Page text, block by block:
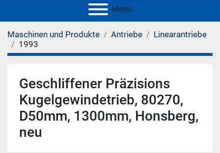
Menü
Maschinen und Produkte Antriebe
Linearantriebe
1993
Geschliffener Präzisions
Kugelgewindetrieb, 80270,
D50mm, 1300mm, Honsberg,
neu